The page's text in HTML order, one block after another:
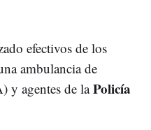
efectivos de los
ambulancia de
y agentes de laPolicía